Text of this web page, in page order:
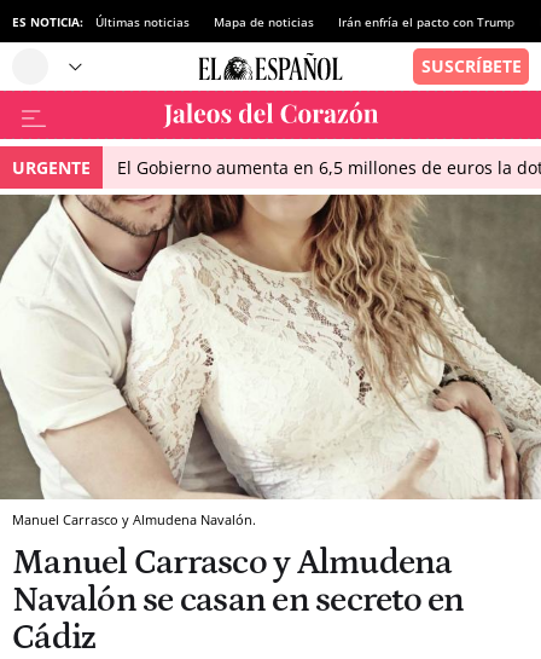
ES NOTICIA: Últimas noticias Mapa de noticias Irán enfría el pacto con Trump
URGENTE El Gobierno aumenta en 6,5 millones de euros la
Manuel Carrasco y Almudena Navalón.
Manuel Carrasco y Almudena
Navalón se casan en secreto en
Cádiz